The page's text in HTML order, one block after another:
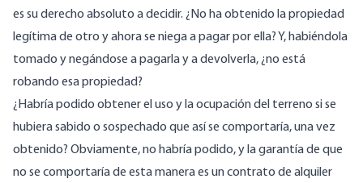
es su derecho absoluto a decidir. ¿No ha obtenido la propiedad
legítima de otro y ahora se niega a pagar por ella? Y, habiéndola
tomado y negándose a pagarla y a devolverla, ¿no está
robando esa propiedad?
¿Habría podido obtener el uso y la ocupación del terreno si se
hubiera sabido o sospechado que así se comportaría, una vez
obtenido? Obviamente, no habría podido, y la garantía de que
no se comportaría de esta manera es un contrato de alquiler